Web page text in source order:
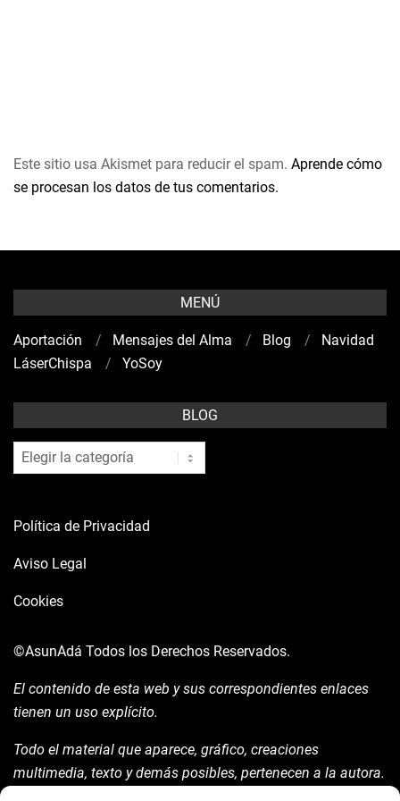
Este sitio usa Akismet para reducir el spam. Aprende cómo
se procesan los datos de tus comentarios.
MENÚ
Aportación Mensajes del Alma Blog
Navidad
LáserChispa
YoSoy
BLOG
blog
Política de Privacidad
Aviso Legal
Cookies
©AsunAdá Todos los Derechos Reservados.
El contenido de esta web y sus correspondientes enlaces
tienen un uso explícito.
Todo el material que aparece, gráfico, creaciones
multimedia, texto y demás posibles, pertenecen a la autora.